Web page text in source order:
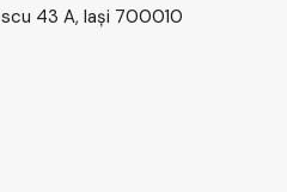
43 A, Iași 700010